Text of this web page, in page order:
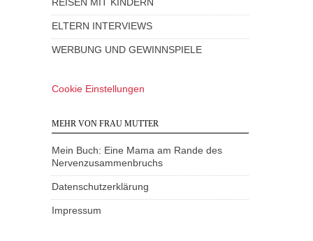
REISEN MIT KINDERN
ELTERN INTERVIEWS
WERBUNG UND GEWINNSPIELE
Cookie Einstellungen
MEHR VON FRAU MUTTER
Mein Buch: Eine Mama am Rande des
Nervenzusammenbruchs
Datenschutzerklärung
Impressum